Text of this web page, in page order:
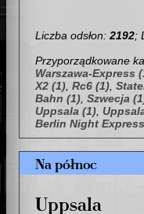
Liczba odsłon:2192;
Przyporządkowane
Warszawa-Express
X2 (1), Rc6 (1),
Bahn (1), Szwecja
Uppsala (1),
Berlin Night
Na północ
Uppsala